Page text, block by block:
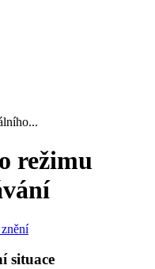
režimu
situace